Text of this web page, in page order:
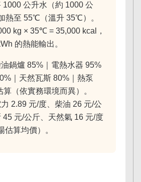
1000 公升水（約 1000 公
熱至 55℃（溫升 35℃）。
kg × 35℃ = 35,000 kcal，
的熱能輸出。
油鍋爐 85%｜電熱水器 95%
｜天然瓦斯 80%｜熱泵
算（依實務環境而異）。
2.89 元/度、柴油 26 元/公
45 元/公斤、天然氣 16 元/度
估算均價）。